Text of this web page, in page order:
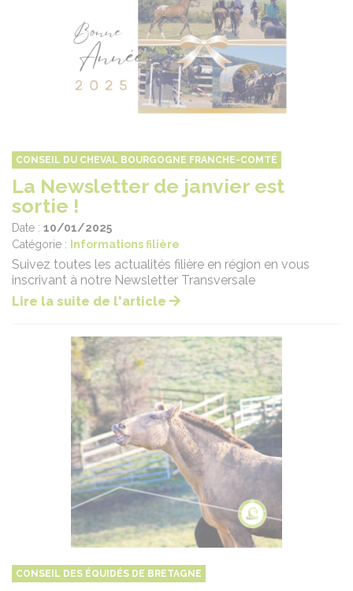
CONSEIL DU CHEVAL BOURGOGNE FRANCHE-COMTÉ
La Newsletter de janvier est
sortie !
Date : 10/01/2025
Catégorie : Informations filière
Suivez toutes les actualités filière en région en vous
inscrivant à notre Newsletter Transversale
Lire la suite de l'article
CONSEIL DES ÉQUIDÉS DE BRETAGNE